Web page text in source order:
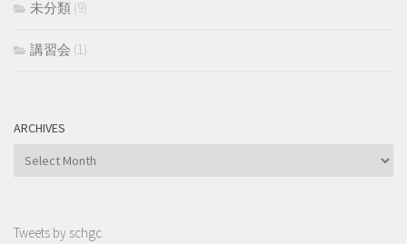
未分類 (9)
講習会 (1)
ARCHIVES
Archives
Tweets by schgc